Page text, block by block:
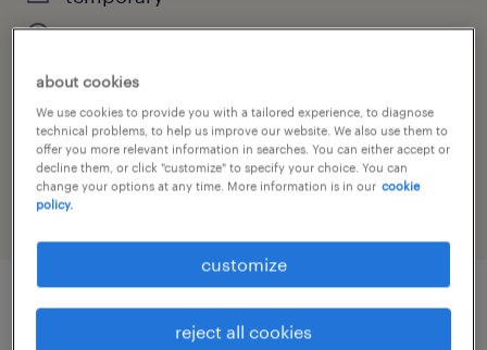
full-time
job category
warehousing & distribution
about cookies
We use cookies to provide you with a tailored experience, to diagnose
technical problems, to help us improve our website. We also use them to
offer you more relevant information in searches. You can either accept or
decline them, or click "customize" to specify your choice. You can
change your options at any time. More information is in our cookie
policy.
customize
reject all cookies